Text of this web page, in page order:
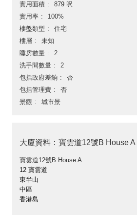
實用面積
879 呎
實用率
100%
樓盤類型
住宅
樓層
未知
睡房數量
2
洗手間數量
2
包括政府差餉
否
包括管理費
否
景觀
城市景
大廈資料：寶雲道12號B House A
寶雲道12號B House A
12 寶雲道
東半山
中區
香港島